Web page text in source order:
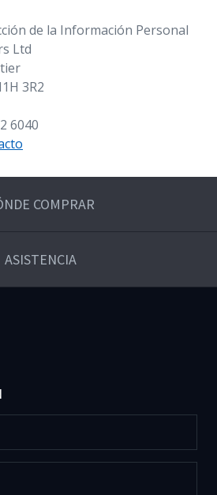
de la Información Personal
Ltd
3R2
6040
COMPRAR
ASISTENCIA